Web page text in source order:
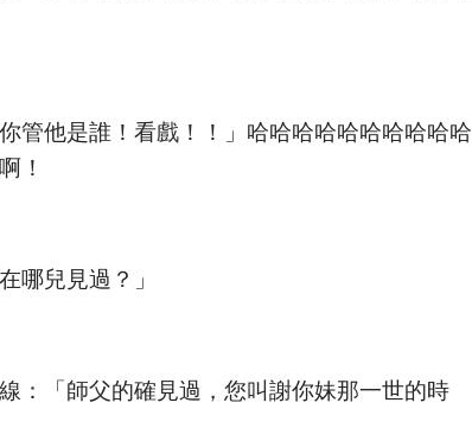
管他是誰！看戲！！」哈哈哈哈哈哈哈哈哈哈
！
哪兒見過？」
：「師父的確見過，您叫謝你妹那一世的時